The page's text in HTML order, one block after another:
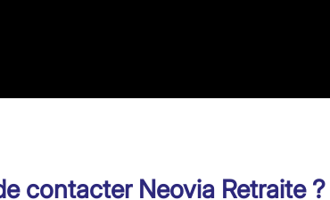
contacter Neovia Retraite ?